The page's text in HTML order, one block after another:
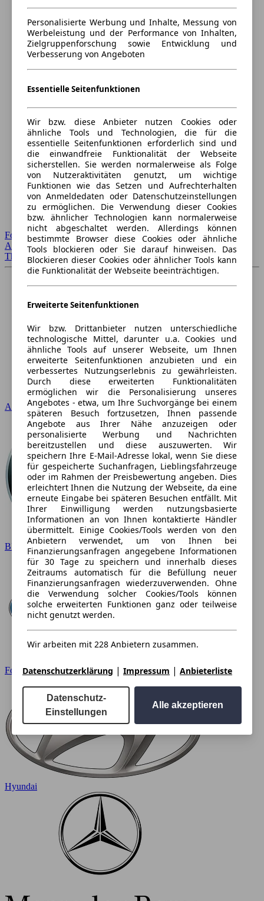
Forum Startseite
Alle Auto-Foren
Themen-Forum
Audi
BMW
Ford
Hyundai
Personalisierte Werbung und Inhalte, Messung von
Werbeleistung und der Performance von Inhalten,
Zielgruppenforschung sowie Entwicklung und
Verbesserung von Angeboten
Essentielle Seitenfunktionen
Wir bzw. diese Anbieter nutzen Cookies oder
ähnliche Tools und Technologien, die für die
essentielle Seitenfunktionen erforderlich sind und
die einwandfreie Funktionalität der Webseite
sicherstellen. Sie werden normalerweise als Folge
von Nutzeraktivitäten genutzt, um wichtige
Funktionen wie das Setzen und Aufrechterhalten
von Anmeldedaten oder Datenschutzeinstellungen
zu ermöglichen. Die Verwendung dieser Cookies
bzw. ähnlicher Technologien kann normalerweise
nicht abgeschaltet werden. Allerdings können
bestimmte Browser diese Cookies oder ähnliche
Tools blockieren oder Sie darauf hinweisen. Das
Blockieren dieser Cookies oder ähnlicher Tools kann
die Funktionalität der Webseite beeinträchtigen.
Erweiterte Seitenfunktionen
Wir bzw. Drittanbieter nutzen unterschiedliche
technologische Mittel, darunter u.a. Cookies und
ähnliche Tools auf unserer Webseite, um Ihnen
erweiterte Seitenfunktionen anzubieten und ein
verbessertes Nutzungserlebnis zu gewährleisten.
Durch diese erweiterten Funktionalitäten
ermöglichen wir die Personalisierung unseres
Angebotes - etwa, um Ihre Suchvorgänge bei einem
späteren Besuch fortzusetzen, Ihnen passende
Angebote aus Ihrer Nähe anzuzeigen oder
personalisierte Werbung und Nachrichten
bereitzustellen und diese auszuwerten. Wir
speichern Ihre E-Mail-Adresse lokal, wenn Sie diese
für gespeicherte Suchanfragen, Lieblingsfahrzeuge
oder im Rahmen der Preisbewertung angeben. Dies
erleichtert Ihnen die Nutzung der Webseite, da eine
erneute Eingabe bei späteren Besuchen entfällt. Mit
Ihrer Einwilligung werden nutzungsbasierte
Informationen an von Ihnen kontaktierte Händler
übermittelt. Einige Cookies/Tools werden von den
Anbietern verwendet, um von Ihnen bei
Finanzierungsanfragen angegebene Informationen
für 30 Tage zu speichern und innerhalb dieses
Zeitraums automatisch für die Befüllung neuer
Finanzierungsanfragen wiederzuverwenden. Ohne
die Verwendung solcher Cookies/Tools können
solche erweiterten Funktionen ganz oder teilweise
nicht genutzt werden.
Wir arbeiten mit 228 Anbietern zusammen.
Datenschutzerklärung | Impressum | Anbieterliste
Datenschutz-
Einstellungen
Alle akzeptieren